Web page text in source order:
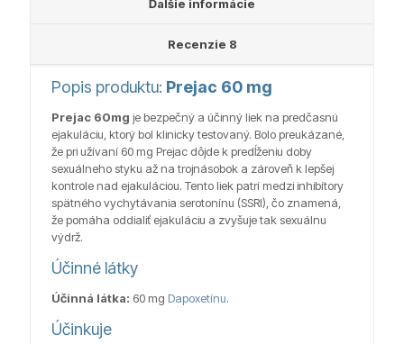
Ďalšie informácie
Recenzie 8
Popis produktu: Prejac 60 mg
Prejac 60mg je bezpečný a účinný liek na predčasnú
ejakuláciu, ktorý bol klinicky testovaný. Bolo preukázané,
že pri užívaní 60 mg Prejac dôjde k predĺženiu doby
sexuálneho styku až na trojnásobok a zároveň k lepšej
kontrole nad ejakuláciou. Tento liek patrí medzi inhibítory
spätného vychytávania serotonínu (SSRI), čo znamená,
že pomáha oddialiť ejakuláciu a zvyšuje tak sexuálnu
výdrž.
Účinné látky
Účinná látka: 60 mg Dapoxetínu.
Účinkuje